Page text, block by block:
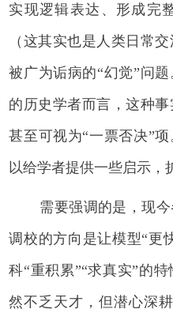
实现逻辑表达、形成完
（这其实也是人类日常
被广为诟病的“幻觉”问
的历史学者而言，这种
甚至可视为“一票否决”
以给学者提供一些启示，
需要强调的是，现
调校的方向是让模型“更
科“重积累”“求真实”的
然不乏天才，但潜心深